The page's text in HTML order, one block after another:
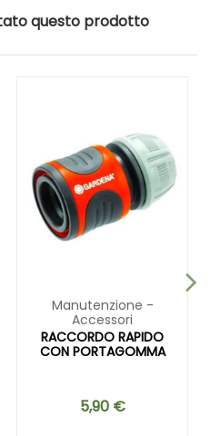
questo prodotto
Manutenzione -
Accessori
RACCORDO RAPIDO
CON PORTAGOMMA
5,90 €